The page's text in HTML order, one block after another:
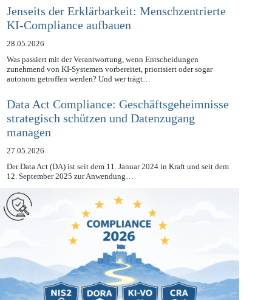
Jenseits der Erklärbarkeit: Menschzentrierte
KI-Compliance aufbauen
28.05.2026
Was passiert mit der Verantwortung, wenn Entscheidungen
zunehmend von KI-Systemen vorbereitet, priorisiert oder sogar
autonom getroffen werden? Und wer trägt…
Data Act Compliance: Geschäftsgeheimnisse
strategisch schützen und Datenzugang
managen
27.05.2026
Der Data Act (DA) ist seit dem 11. Januar 2024 in Kraft und seit dem
12. September 2025 zur Anwendung…